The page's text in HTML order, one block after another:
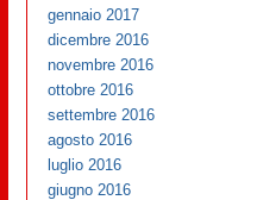
gennaio 2017
dicembre 2016
novembre 2016
ottobre 2016
settembre 2016
agosto 2016
luglio 2016
giugno 2016